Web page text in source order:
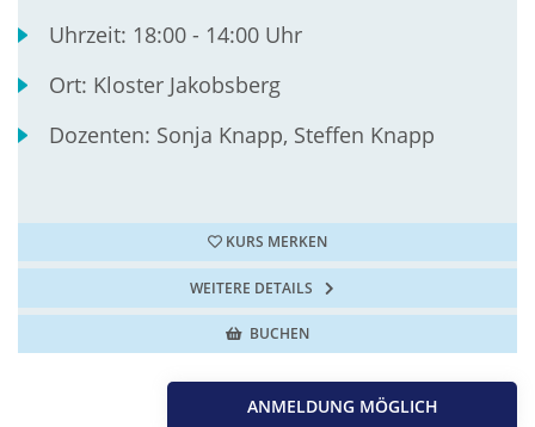
Uhrzeit: 18:00 - 14:00 Uhr
Ort: Kloster Jakobsberg
Dozenten: Sonja Knapp, Steffen Knapp
KURS MERKEN
WEITERE DETAILS
BUCHEN
ANMELDUNG MÖGLICH